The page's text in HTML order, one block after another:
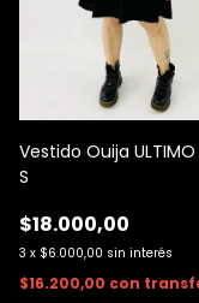
Vestido Ouija ULTIMO
S
$18.000,00
3 x $6.000,00 sin interés
$16.200,00 con